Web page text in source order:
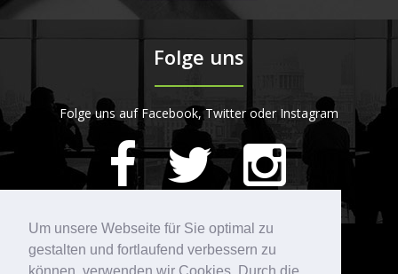
Um unsere Webseite für Sie optimal zu
gestalten und fortlaufend verbessern zu
Folge uns
Folge uns auf Facebook, Twitter oder Instagram
STARTPLATZ
420Bewertungen auf ProvenExpert.com
Kontakt